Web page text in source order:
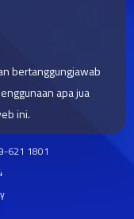
bertanggungjawab
apa jua
ini.
621 1801